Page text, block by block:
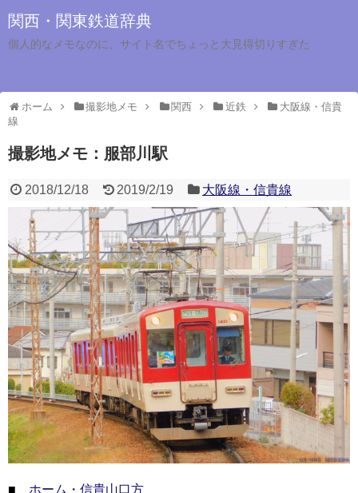
関西・関東鉄道辞典
個人的なメモなのに、サイト名でちょっと大見得切りすぎた
ホーム 撮影地メモ 関西 近鉄
大阪線・信貴
線
撮影地メモ：服部川駅
2018/12/18 2019/2/19 大阪線・信貴線
■ ホーム・信貴山口方